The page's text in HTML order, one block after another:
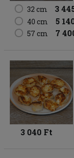
32 cm 3
40 cm 5
57 cm 7
3 040 Ft